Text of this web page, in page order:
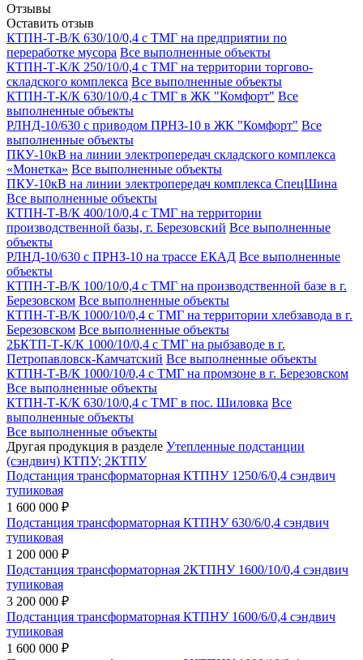
Отзывы
Оставить отзыв
КТПН-Т-В/К 630/10/0,4 с ТМГ на предприятии по
переработке мусора Все выполненные объекты
КТПН-Т-К/К 250/10/0,4 с ТМГ на территории торгово-
складского комплекса Все выполненные объекты
КТПН-Т-К/К 630/10/0,4 с ТМГ в ЖК "Комфорт" Все
выполненные объекты
РЛНД-10/630 с приводом ПРНЗ-10 в ЖК "Комфорт" Все
выполненные объекты
ПКУ-10кВ на линии электропередач складского комплекса
«Монетка» Все выполненные объекты
ПКУ-10кВ на линии электропередач комплекса СпецШина
Все выполненные объекты
КТПН-Т-В/К 400/10/0,4 с ТМГ на территории
производственной базы, г. Березовский Все выполненные
объекты
РЛНД-10/630 с ПРНЗ-10 на трассе ЕКАД Все выполненные
объекты
КТПН-Т-В/К 100/10/0,4 с ТМГ на производственной базе в г.
Березовском Все выполненные объекты
КТПН-Т-В/К 1000/10/0,4 с ТМГ на территории хлебзавода в г.
Березовском Все выполненные объекты
2БКТП-Т-К/К 1000/10/0,4 с ТМГ на рыбзаводе в г.
Петропавловск-Камчатский Все выполненные объекты
КТПН-Т-В/К 1000/10/0,4 с ТМГ на промзоне в г. Березовском
Все выполненные объекты
КТПН-Т-К/К 630/10/0,4 с ТМГ в пос. Шиловка Все
выполненные объекты
Все выполненные объекты
Другая продукция в разделе Утепленные подстанции
(сэндвич) КТПУ; 2КТПУ
Подстанция трансформаторная КТПНУ 1250/6/0,4 сэндвич
тупиковая
1 600 000 ₽
Подстанция трансформаторная КТПНУ 630/6/0,4 сэндвич
тупиковая
1 200 000 ₽
Подстанция трансформаторная 2КТПНУ 1600/10/0,4 сэндвич
тупиковая
3 200 000 ₽
Подстанция трансформаторная КТПНУ 1600/6/0,4 сэндвич
тупиковая
1 600 000 ₽